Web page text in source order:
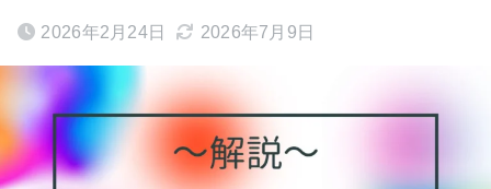
2026年2月24日 2026年7月9日